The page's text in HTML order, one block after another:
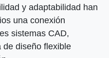
y adaptabilidad han
una conexión
sistemas CAD,
de diseño flexible